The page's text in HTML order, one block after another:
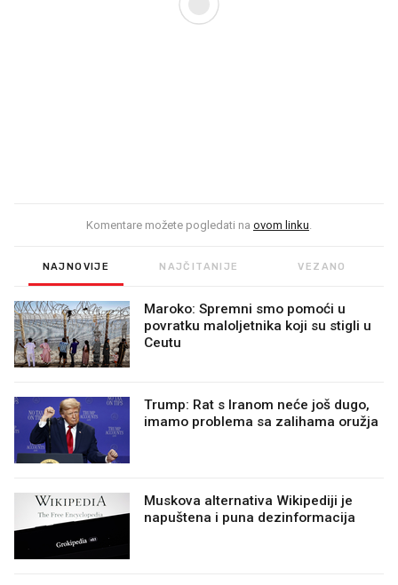
Komentare možete pogledati na ovom linku.
NAJNOVIJE NAJČITANIJE VEZANO
Maroko: Spremni smo pomoći u
povratku maloljetnika koji su stigli u
Ceutu
Trump: Rat s Iranom neće još dugo,
imamo problema sa zalihama oružja
Muskova alternativa Wikipediji je
napuštena i puna dezinformacija